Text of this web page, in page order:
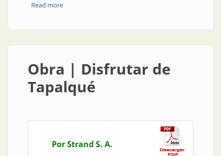
Read moreabout Empresa | Demasled: ahora también en
Obra | Disfrutar de
Tapalqué
Por Strand S. A.